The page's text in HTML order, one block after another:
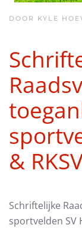
DOOR KYLE
&
Schriftelijke
sportvelden SV